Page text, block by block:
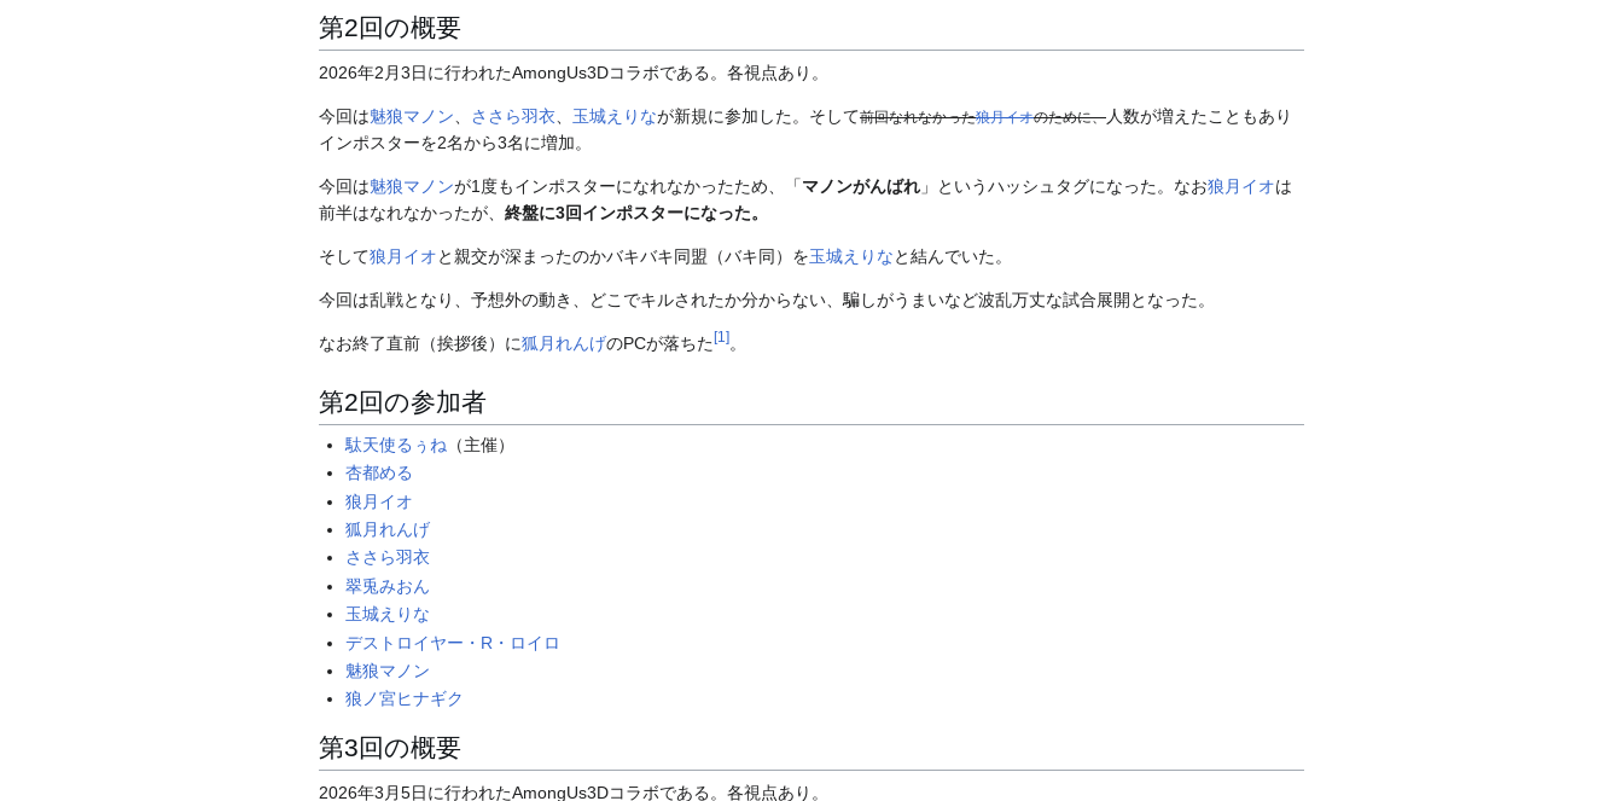
第2回の概要
2026年2月3日に行われたAmongUs3Dコラボである。各視点あり。
今回は魅狼マノン ささら羽衣 玉城えりなが新規に参加した。そして前回なれなかった狼月イオのために、 人数が増えたこともあり
インポスターを2名から3名に増加。
今回は魅狼マノンが1度もインポスターになれなかったため、「マノンがんばれ 」というハッシュタグになった。なお狼月イオは
前半はなれなかったが、 終盤に3回インポスターになった。
そして狼月イオと親交が深まったのかバキバキ同盟（バキ同）を玉城えりなと結んでいた。
今回は乱戦となり、予想外の動き、どこでキルされたか分からない、騙しがうまいなど波乱万丈な試合展開となった。
なお終了直前（挨拶後）に狐月れんげのPCが落ちた[1 ]。
第2回の参加者
駄天使るぅね （主催）
杏都める
狼月イオ
狐月れんげ
ささら羽衣
翠兎みおん
玉城えりな
デストロイヤー・R・ロイロ
魅狼マノン
狼ノ宮ヒナギク
第3回の概要
2026年3月5日に行われたAmongUs3Dコラボである。各視点あり。